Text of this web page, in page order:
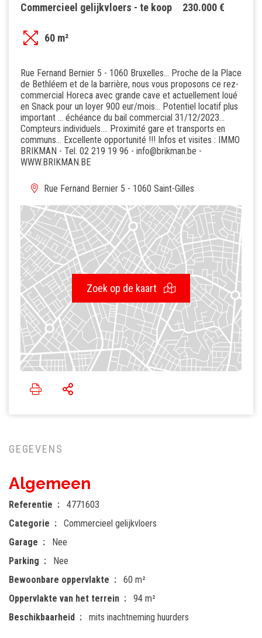
230.000 €
Commercieel gelijkvloers - te koop
60 m²
Rue Fernand Bernier 5 - 1060 Bruxelles... Proche de la Place
de Bethléem et de la barrière, nous vous proposons ce rez-
commercial Horeca avec grande cave et actuellement loué
en Snack pour un loyer 900 eur/mois... Potentiel locatif plus
important ... échéance du bail commercial 31/12/2023...
Compteurs individuels.... Proximité gare et transports en
communs... Excellente opportunité !!! Infos et visites : IMMO
BRIKMAN - Tel. 02 219 19 96 - info@brikman.be -
WWW.BRIKMAN.BE
Rue Fernand Bernier 5 - 1060 Saint-Gilles
Zoek op de kaart
GEGEVENS
Algemeen
Referentie
4771603
Categorie
Commercieel gelijkvloers
Garage
Nee
Parking
Nee
Bewoonbare oppervlakte
60 m²
Oppervlakte van het terrein
94 m²
Beschikbaarheid
mits inachtneming huurders